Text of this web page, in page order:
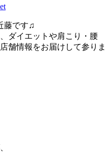
藤です♫
ダイエットや肩こり・腰
舗情報をお届けして参りま